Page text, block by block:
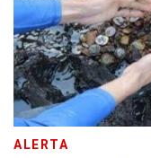
ALERTA